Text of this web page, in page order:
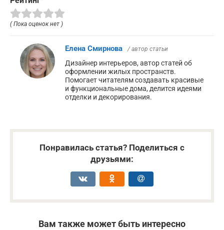
( Пока оценок нет )
Елена Смирнова / автор статьи
Дизайнер интерьеров, автор статей об
оформлении жилых пространств.
Помогает читателям создавать красивые
и функциональные дома, делится идеями
отделки и декорирования.
Понравилась статья? Поделиться с
друзьями:
Вам также может быть интересно